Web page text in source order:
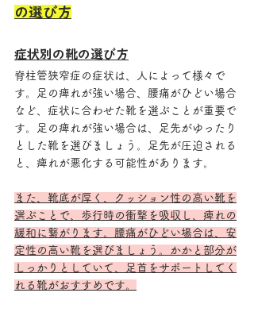
の選び方
症状別の靴の選び方
脊柱管狭窄症の症状は、人によって様々で
す。足の痺れが強い場合、腰痛がひどい場合
など、症状に合わせた靴を選ぶことが重要で
す。足の痺れが強い場合は、足先がゆったり
とした靴を選びましょう。足先が圧迫される
と、痺れが悪化する可能性があります。
また、靴底が厚く、クッション性の高い靴を
選ぶことで、歩行時の衝撃を吸収し、痺れの
緩和に繋がります。腰痛がひどい場合は、安
定性の高い靴を選びましょう。かかと部分が
しっかりとしていて、足首をサポートしてく
れる靴がおすすめです。